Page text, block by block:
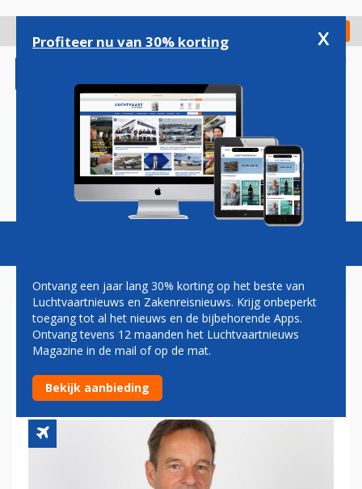
gaan
Check in
Magazine Podcasts Vacatures
BAS GERRESSEN (KLM)
KEYNOTE SPEAKER TIJDENS
DE BTMCONFERENCE 2021
Profiteer nu van 30% korting x
Ontvang een jaar lang 30% korting op het beste van
Luchtvaartnieuws en Zakenreisnieuws. Krijg onbeperkt
toegang tot al het nieuws en de bijbehorende Apps.
Ontvang tevens 12 maanden het Luchtvaartnieuws
Magazine in de mail of op de mat.
Bekijk aanbieding